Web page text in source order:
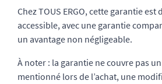
Chez TOUS ERGO, cette garantie est
accessible, avec une garantie
un avantage non négligeable.
À noter : la garantie ne couvre pas
mentionné lors de l’achat, une